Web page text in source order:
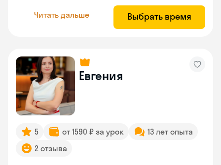
Читать дальше Выбрать время
Евгения
5 от 1590 ₽ за урок
13 лет опыта
2 отзыва